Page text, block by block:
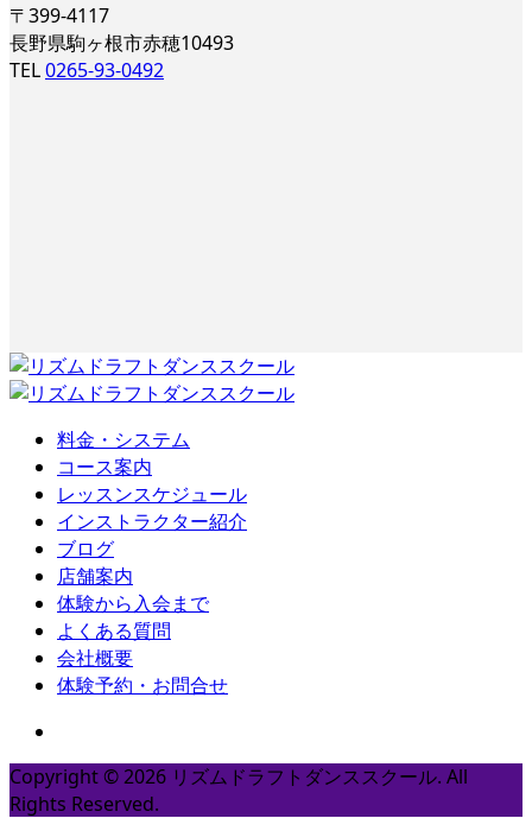
〒399-4117
長野県駒ヶ根市赤穂10493
TEL0265-93-0492
料金・システム
コース案内
レッスンスケジュール
インストラクター紹介
ブログ
店舗案内
体験から入会まで
よくある質問
会社概要
体験予約・お問合せ
Copyright ©2026 リズムドラフトダンススクール. All
Rights Reserved.